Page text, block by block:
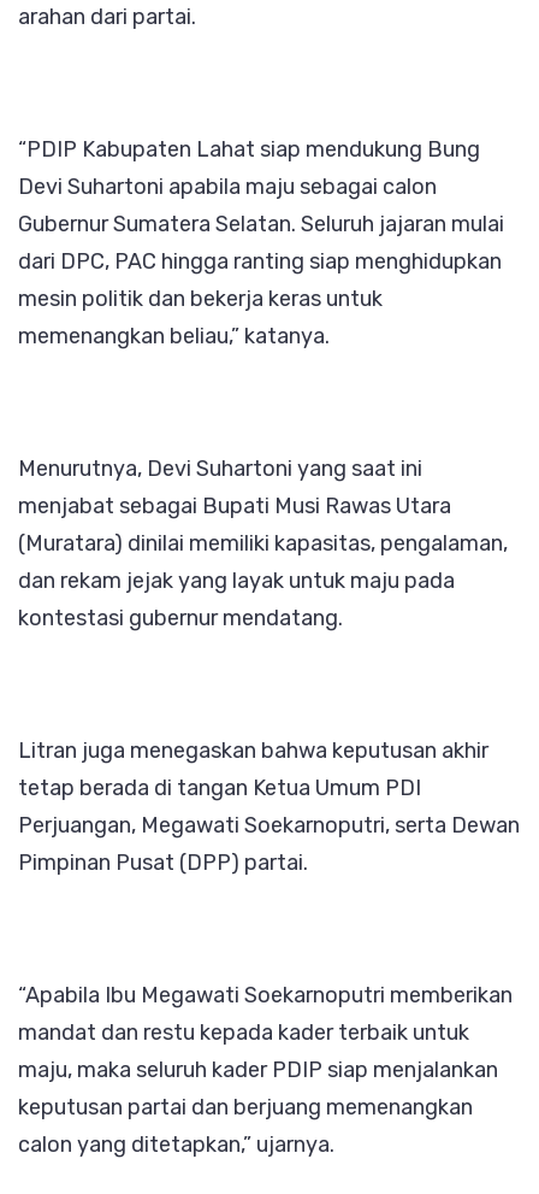
arahan dari partai.
“PDIP Kabupaten Lahat siap mendukung Bung
Devi Suhartoni apabila maju sebagai calon
Gubernur Sumatera Selatan. Seluruh jajaran mulai
dari DPC, PAC hingga ranting siap menghidupkan
mesin politik dan bekerja keras untuk
memenangkan beliau,” katanya.
Menurutnya, Devi Suhartoni yang saat ini
menjabat sebagai Bupati Musi Rawas Utara
(Muratara) dinilai memiliki kapasitas, pengalaman,
dan rekam jejak yang layak untuk maju pada
kontestasi gubernur mendatang.
Litran juga menegaskan bahwa keputusan akhir
tetap berada di tangan Ketua Umum PDI
Perjuangan, Megawati Soekarnoputri, serta Dewan
Pimpinan Pusat (DPP) partai.
“Apabila Ibu Megawati Soekarnoputri memberikan
mandat dan restu kepada kader terbaik untuk
maju, maka seluruh kader PDIP siap menjalankan
keputusan partai dan berjuang memenangkan
calon yang ditetapkan,” ujarnya.